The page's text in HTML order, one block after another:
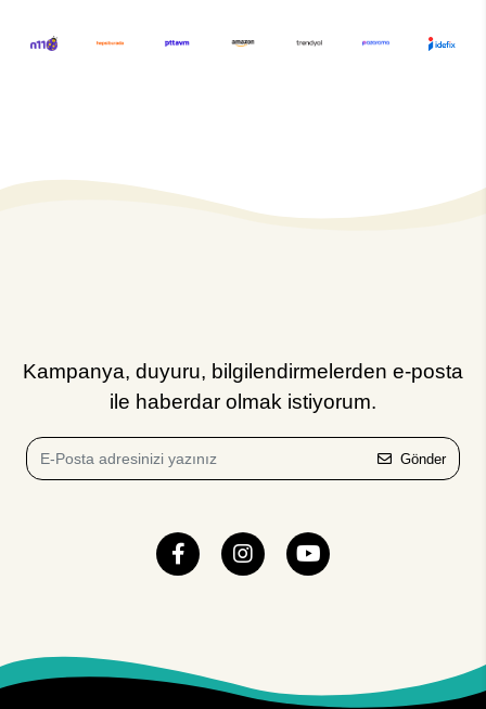
Kampanya, duyuru, bilgilendirmelerden e-posta
ile haberdar olmak istiyorum.
Gönder